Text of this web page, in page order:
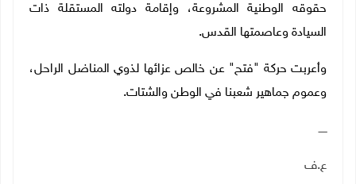
حقوقه الوطنية المشروعة، وإقامة دولته المستقلة ذات
السيادة وعاصمتها القدس.
وأعربت حركة "فتح" عن خالص عزائها لذوي المناضل الراحل،
وعموم جماهير شعبنا في الوطن والشتات.
ـــــ
ع.ف